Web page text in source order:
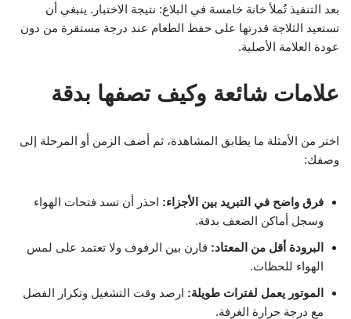
بعد التنفيذ تُملأ خانة خامسة في البلاغ: نتيجة الاختبار. ينبغي أن
تستعيد الثلاجة قدرتها على حفظ الطعام عند درجة مستقرة من دون
عودة العلامة الأصلية.
علامات شائعة وكيف تصفها بدقة
اختر من الأمثلة ما يطابق المشاهدة، ثم أضف الزمن أو المرحلة إلى
وصفك:
فرق واضح في التبريد بين الأجزاء: احذر أن تسد فتحات الهواء
وسجل أماكن الضعف بدقة.
البرودة أقل من المعتاد: قارن بين الرفوف ولا تعتمد على لمس
الهواء للحظات.
الموتور يعمل لفترات طويلة: ارصد وقت التشغيل وتكرار الفصل
مع درجة حرارة الغرفة.